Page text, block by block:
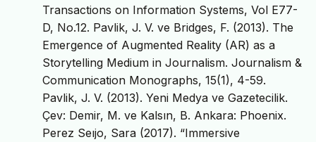
Transactions on Information Systems, Vol E77-
D, No.12. Pavlik, J. V. ve Bridges, F. (2013). The
Emergence of Augmented Reality (AR) as a
Storytelling Medium in Journalism. Journalism &
Communication Monographs, 15(1), 4-59.
Pavlik, J. V. (2013). Yeni Medya ve Gazetecilik.
Çev: Demir, M. ve Kalsın, B. Ankara: Phoenix.
Perez Seıjo, Sara (2017). “Immersive